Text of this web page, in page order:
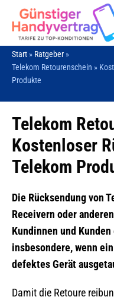
Inhalt
springen
Start » Ratgeber »
Telekom Retourenschein »
Produkte
Telekom
Kostenloser
Telekom
Die Rücksendung von
Receivern oder
Kundinnen und
insbesondere, wenn
defektes Gerät
Damit die Retoure